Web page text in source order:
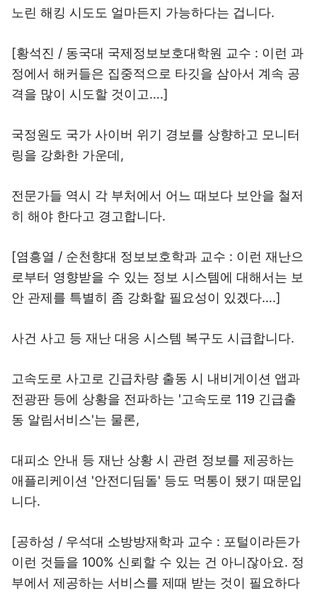
노린 해킹 시도도 얼마든지 가능하다는 겁니다.
[황석진 / 동국대 국제정보보호대학원 교수 : 이런 과
정에서 해커들은 집중적으로 타깃을 삼아서 계속 공
격을 많이 시도할 것이고….]
국정원도 국가 사이버 위기 경보를 상향하고 모니터
링을 강화한 가운데,
전문가들 역시 각 부처에서 어느 때보다 보안을 철저
히 해야 한다고 경고합니다.
[염흥열 / 순천향대 정보보호학과 교수 : 이런 재난으
로부터 영향받을 수 있는 정보 시스템에 대해서는 보
안 관제를 특별히 좀 강화할 필요성이 있겠다….]
사건 사고 등 재난 대응 시스템 복구도 시급합니다.
고속도로 사고로 긴급차량 출동 시 내비게이션 앱과
전광판 등에 상황을 전파하는 '고속도로 119 긴급출
동 알림서비스'는 물론,
대피소 안내 등 재난 상황 시 관련 정보를 제공하는
애플리케이션 '안전디딤돌' 등도 먹통이 됐기 때문입
니다.
[공하성 / 우석대 소방방재학과 교수 : 포털이라든가
이런 것들을 100% 신뢰할 수 있는 건 아니잖아요. 정
부에서 제공하는 서비스를 제때 받는 것이 필요하다